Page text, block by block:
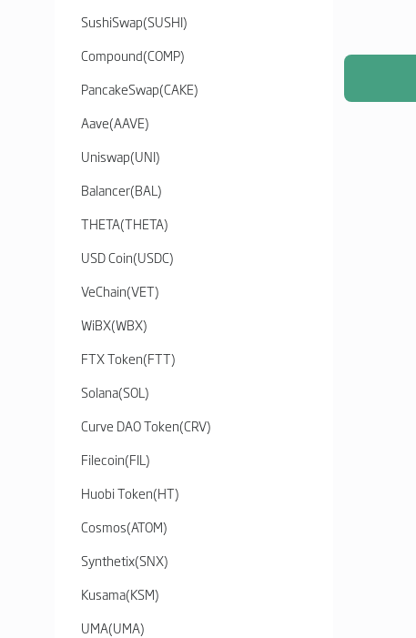
SushiSwap(SUSHI)
Compound(COMP)
PancakeSwap(CAKE)
Aave(AAVE)
Uniswap(UNI)
Balancer(BAL)
THETA(THETA)
USD Coin(USDC)
VeChain(VET)
WiBX(WBX)
FTX Token(FTT)
Solana(SOL)
Curve DAO Token(CRV)
Filecoin(FIL)
Huobi Token(HT)
Cosmos(ATOM)
Synthetix(SNX)
Kusama(KSM)
UMA(UMA)